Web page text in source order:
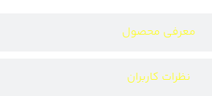
معرفی محصول
نظرات کاربران